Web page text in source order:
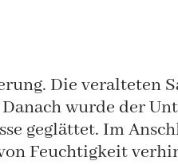
Die veralteten
Danach wurde der
geglättet. Im
Feuchtigkeit